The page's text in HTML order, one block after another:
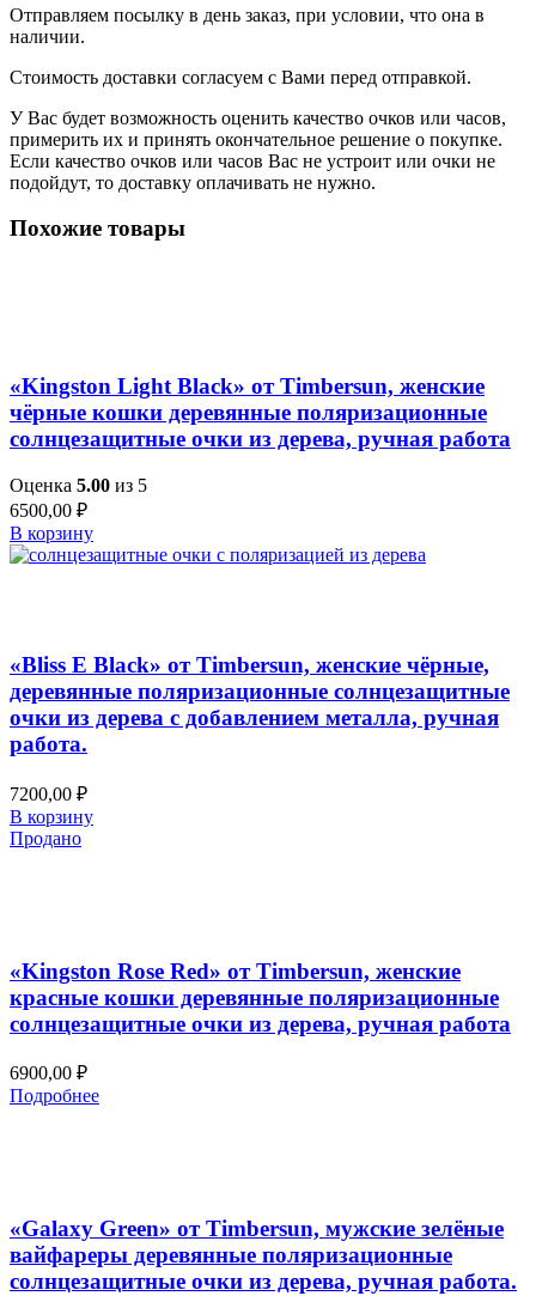
Отправляем посылку в день заказ, при условии, что она в
наличии.
Стоимость доставки согласуем с Вами перед отправкой.
У Вас будет возможность оценить качество очков или часов,
примерить их и принять окончательное решение о покупке.
Если качество очков или часов Вас не устроит или очки не
подойдут, то доставку оплачивать не нужно.
Похожие товары
«Kingston Light Black» от Timbersun, женские
чёрные кошки деревянные поляризационные
солнцезащитные очки из дерева, ручная работа
Оценка 5.00 из 5
6500,00 ₽
В корзину
«Bliss E Black» от Timbersun, женские чёрные,
деревянные поляризационные солнцезащитные
очки из дерева с добавлением металла, ручная
работа.
7200,00 ₽
В корзину
Продано
«Kingston Rose Red» от Timbersun, женские
красные кошки деревянные поляризационные
солнцезащитные очки из дерева, ручная работа
6900,00 ₽
Подробнее
«Galaxy Green» от Timbersun, мужские зелёные
вайфареры деревянные поляризационные
солнцезащитные очки из дерева, ручная работа.